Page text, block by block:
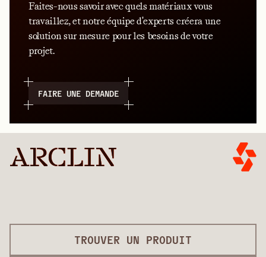
Faites-nous savoir avec quels matériaux vous
travaillez, et notre équipe d'experts créera une
solution sur mesure pour les besoins de votre
projet.
FAIRE UNE DEMANDE
TROUVER UN PRODUIT